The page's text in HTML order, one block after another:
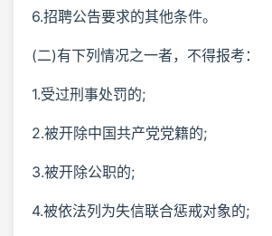
6.招聘公告要求的其他条件。
(二)有下列情况之一者，不得报考：
1.受过刑事处罚的;
2.被开除中国共产党党籍的;
3.被开除公职的;
4.被依法列为失信联合惩戒对象的;